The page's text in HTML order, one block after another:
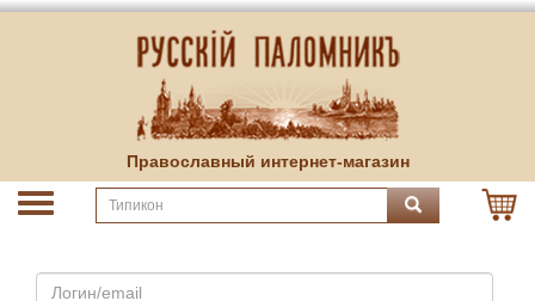
Православный интернет-магазин
Email